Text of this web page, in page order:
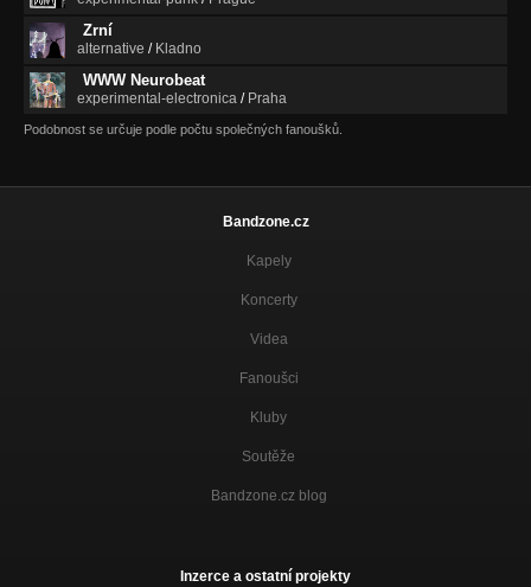
Zrní
alternative / Kladno
WWW Neurobeat
experimental-electronica / Praha
Podobnost se určuje podle počtu společných fanoušků.
Bandzone.cz
Kapely
Koncerty
Videa
Fanoušci
Kluby
Soutěže
Bandzone.cz blog
Inzerce a ostatní projekty